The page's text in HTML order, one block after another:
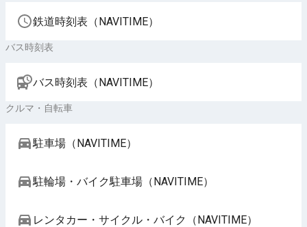
鉄道時刻表（NAVITIME）
バス時刻表
バス時刻表（NAVITIME）
クルマ・自転車
駐車場（NAVITIME）
駐輪場・バイク駐車場（NAVITIME）
レンタカー・サイクル・バイク（NAVITIME）